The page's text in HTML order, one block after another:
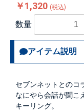
￥1,320 (税込)
数量
アイテム説明
セブンネットとのコ
なにやら会話が聞こ
キーリング。